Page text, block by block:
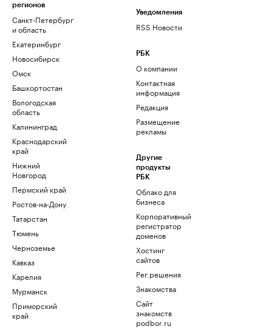
регионов
Санкт-Петербург
и область
Екатеринбург
Новосибирск
Омск
Башкортостан
Вологодская
область
Калининград
Краснодарский
край
Нижний
Новгород
Пермский край
Ростов-на-Дону
Татарстан
Тюмень
Черноземье
Кавказ
Карелия
Мурманск
Приморский
край
Уведомления
RSS Новости
РБК
О компании
Контактная
информация
Редакция
Размещение
рекламы
Другие
продукты
РБК
Облако для
бизнеса
Корпоративный
регистратор
доменов
Хостинг
сайтов
Рег.решения
Знакомства
Сайт
знакомств
podbor.ru